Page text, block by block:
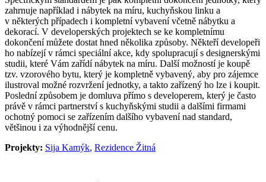
zahrnuje například i nábytek na míru, kuchyňskou linku a
v některých případech i kompletní vybavení včetně nábytku a
dekorací. V developerských projektech se ke kompletnímu
dokončení můžete dostat hned několika způsoby. Někteří developeři
ho nabízejí v rámci speciální akce, kdy spolupracují s designerskými
studii, které Vám zařídí nábytek na míru. Další možností je koupě
tzv. vzorového bytu, který je kompletně vybavený, aby pro zájemce
ilustroval možné rozvržení jednotky, a takto zařízený ho lze i koupit.
Poslední způsobem je domluva přímo s developerem, který je často
právě v rámci partnerství s kuchyňskými studii a dalšími firmami
ochotný pomoci se zařízením dalšího vybavení nad standard,
většinou i za výhodnější cenu.
Projekty: Sija Kamýk, Rezidence Žitná